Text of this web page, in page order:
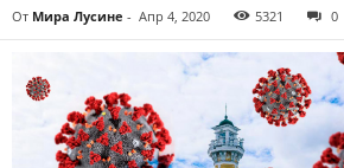
От Мира Лусине - Апр 4, 2020 5321 0